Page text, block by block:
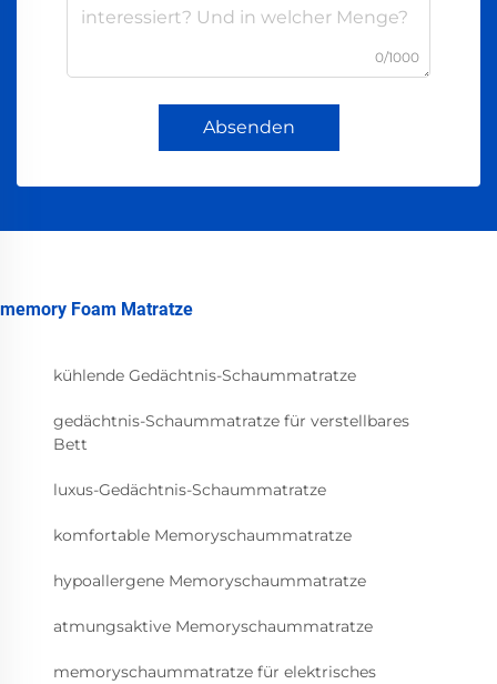
0/1000
Absenden
memory Foam Matratze
kühlende Gedächtnis-Schaummatratze
gedächtnis-Schaummatratze für verstellbares
Bett
luxus-Gedächtnis-Schaummatratze
komfortable Memoryschaummatratze
hypoallergene Memoryschaummatratze
atmungsaktive Memoryschaummatratze
memoryschaummatratze für elektrisches